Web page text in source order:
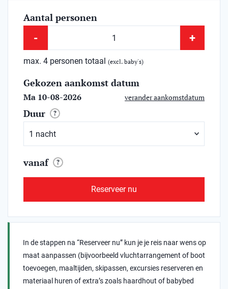
Aantal personen
- +
max. 4 personen totaal (excl. baby's)
Gekozen aankomst datum
Ma 10-08-2026 verander aankomstdatum
Duur ?
vanaf ?
Reserveer nu
In de stappen na “Reserveer nu” kun je je reis naar wens op
maat aanpassen (bijvoorbeeld vluchtarrangement of boot
toevoegen, maaltijden, skipassen, excursies reserveren en
materiaal huren of extra’s zoals haardhout of babybed